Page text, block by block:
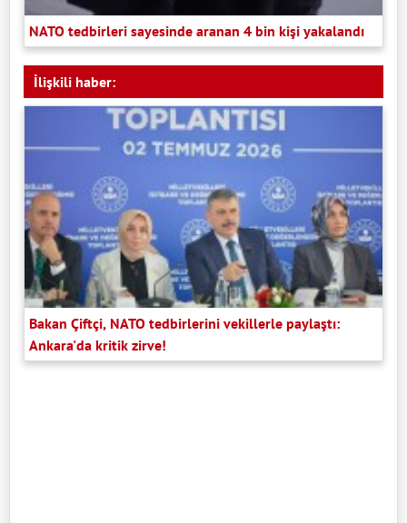
NATO tedbirleri sayesinde aranan 4 bin kişi yakalandı
İlişkili haber:
Bakan Çiftçi, NATO tedbirlerini vekillerle paylaştı:
Ankara'da kritik zirve!